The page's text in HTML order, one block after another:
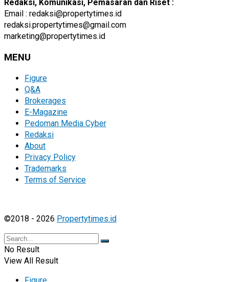
Redaksi, Komunikasi, Pemasaran dan Riset :
Email : redaksi@propertytimes.id
redaksi.propertytimes@gmail.com
marketing@propertytimes.id
MENU
Figure
Q&A
Brokerages
E-Magazine
Pedoman Media Cyber
Redaksi
About
Privacy Policy
Trademarks
Terms of Service
©2018 - 2026 Propertytimes.id
No Result
View All Result